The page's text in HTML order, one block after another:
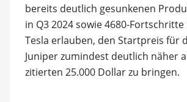
bereits deutlich gesunkenen
in Q3 2024 sowie 4680-
Tesla erlauben, den Startpreis für
Juniper zumindest deutlich näher
zitierten 25.000 Dollar zu bringen.